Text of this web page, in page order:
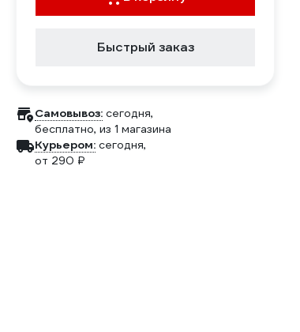
Быстрый заказ
Самовывоз: сегодня,
бесплатно, из 1 магазина
Курьером: сегодня,
от 290 ₽